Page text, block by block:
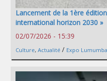
Lancement de la 1ère
international horizon 2030 »
02/07/2026 - 15:39
Culture, Actualité / Expo Lumumba